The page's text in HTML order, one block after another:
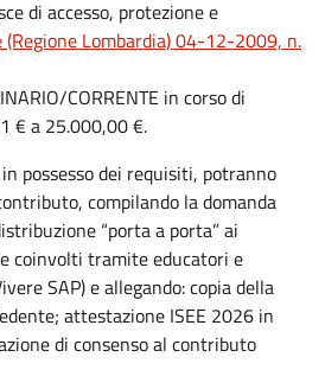
di accesso, protezione e
(Regione Lombardia) 04-12-2009, n.
CORRENTE in corso di
€ a 25.000,00 €.
possesso dei requisiti, potranno
compilando la domanda
“porta a porta” ai
coinvolti tramite educatori e
SAP) e allegando: copia della
attestazione ISEE 2026 in
di consenso al contributo